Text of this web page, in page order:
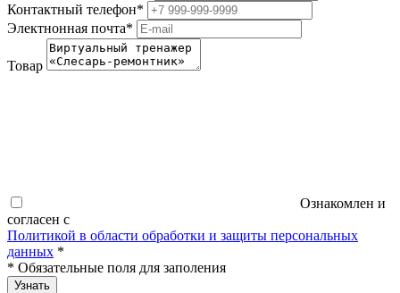
Контактный телефон*
Электнонная почта*
Товар
Ознакомлен и
согласен с
Политикой в области обработки и защиты персональных
данных *
* Обязательные поля для заполения
Узнать